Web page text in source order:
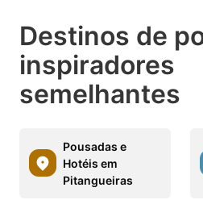
Destinos de
inspiradores
semelhantes
Pousadas e
Hotéis em
Pitangueiras